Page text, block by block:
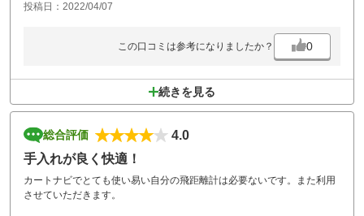
投稿日：2022/04/07
この口コミは参考になりましたか？ 0
続きを見る
総合評価
4.0
手入れが良く快適！
カートナビでとても使い易い自分の飛距離計は必要ないです。また利用
させていただきます。